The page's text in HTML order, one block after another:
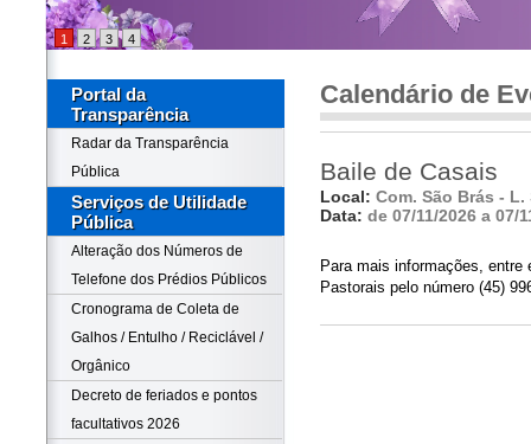
1 2 3 4
Portal da
Transparência
Radar da Transparência
Pública
Serviços de Utilidade
Pública
Alteração dos Números de
Telefone dos Prédios Públicos
Cronograma de Coleta de
Galhos / Entulho / Reciclável /
Orgânico
Decreto de feriados e pontos
facultativos 2026
Calendário de
Baile de Casais
Local: Com. São Brás - L.
Data: de 07/11/2026 a 07/
Para mais informações,
Pastorais pelo número (45)